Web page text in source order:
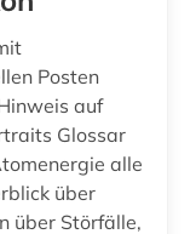
Posten
auf
Glossar
alle
über
über Störfälle,